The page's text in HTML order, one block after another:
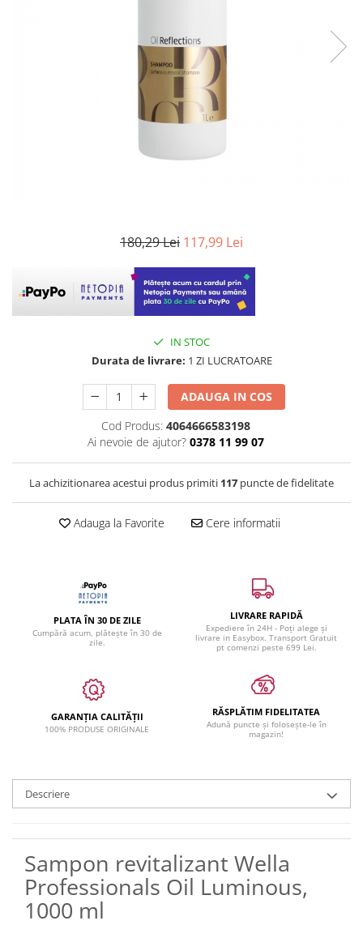
180,29 Lei 117,99 Lei
IN STOC
Durata de livrare: 1 ZI LUCRATOARE
ADAUGA IN COS
Cod Produs: 4064666583198
Ai nevoie de ajutor? 0378 11 99 07
La achizitionarea acestui produs primiti 117 puncte de fidelitate
Adauga la Favorite Cere informatii
PLATA ÎN 30 DE ZILE
Cumpără acum, plătește în 30 de
zile.
LIVRARE RAPIDĂ
Expediere în 24H - Poți alege și
livrare in Easybox. Transport Gratuit
pt comenzi peste 699 Lei.
GARANȚIA CALITĂȚII
100% PRODUSE ORIGINALE
RĂSPLĂTIM FIDELITATEA
Adună puncte și folosește-le în
magazin!
Descriere
Sampon revitalizant Wella
Professionals Oil Luminous,
1000 ml